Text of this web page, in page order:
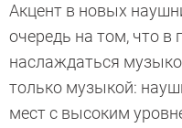
Акцент в новых
очередь на том, что
наслаждаться
только музыкой:
мест с высоким